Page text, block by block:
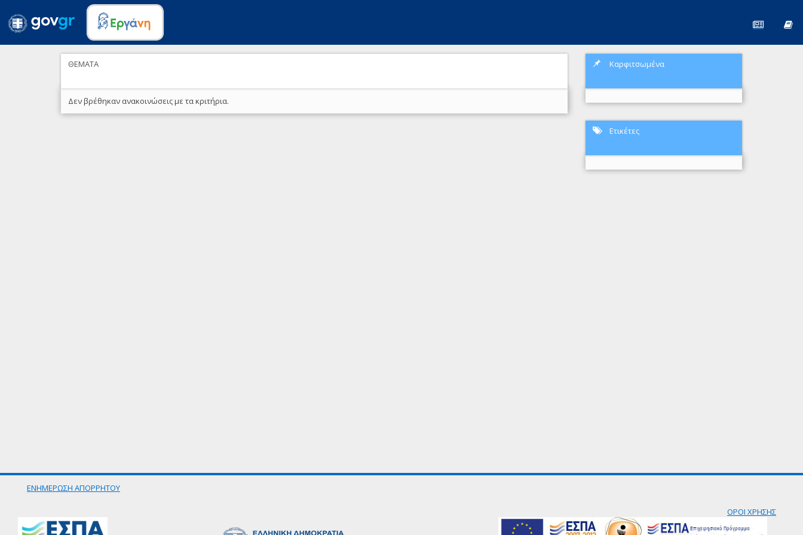
ΘΕΜΑΤΑ
Δεν βρέθηκαν ανακοινώσεις με τα κριτήρια.
Καρφιτσωμένα
Ετικέτες
ΕΝΗΜΕΡΩΣΗ ΑΠΟΡΡΗΤΟΥ
ΟΡΟΙ ΧΡΗΣΗΣ